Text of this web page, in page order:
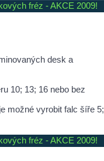
fréz - AKCE 2009!
desk a
10; 13; 16 nebo bez
možné vyrobit falc šíře 5;
fréz - AKCE 2009!